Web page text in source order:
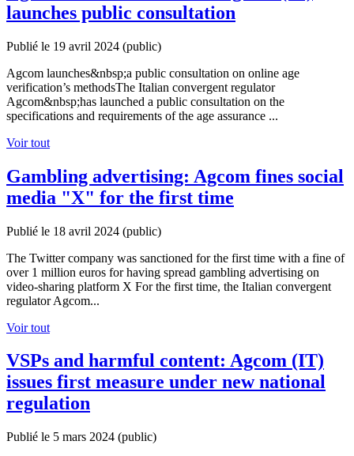
launches public consultation
Publié le 19 avril 2024 (public)
Agcom launches&nbsp;a public consultation on online age
verification’s methodsThe Italian convergent regulator
Agcom&nbsp;has launched a public consultation on the
specifications and requirements of the age assurance ...
Voir tout
Gambling advertising: Agcom fines social
media "X" for the first time
Publié le 18 avril 2024 (public)
The Twitter company was sanctioned for the first time with a fine of
over 1 million euros for having spread gambling advertising on
video-sharing platform X For the first time, the Italian convergent
regulator Agcom...
Voir tout
VSPs and harmful content: Agcom (IT)
issues first measure under new national
regulation
Publié le 5 mars 2024 (public)